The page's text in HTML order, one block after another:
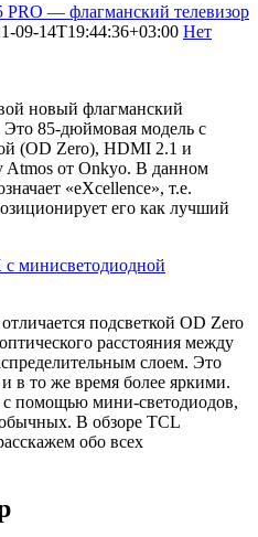
PRO — флагманский телевизор
09-14T19:44:36+03:00 Нет
новый флагманский
85-дюймовая модель с
(OD Zero), HDMI 2.1 и
Atmos от Onkyo. В данном
«eXcellence», т.е.
его как лучший
подсветкой OD Zero
расстояния между
слоем. Это
в то же время более яркими.
с помощью мини-светодиодов,
В обзоре TCL
обо всех